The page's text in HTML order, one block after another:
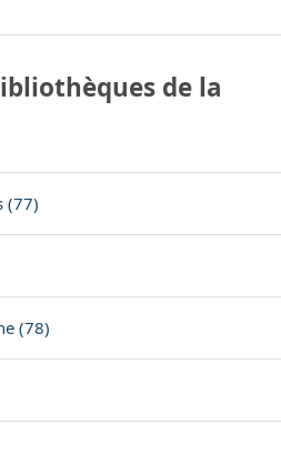
de la
(77)
(78)